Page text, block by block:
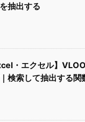
抽出する
・エクセル】
検索して抽出する関